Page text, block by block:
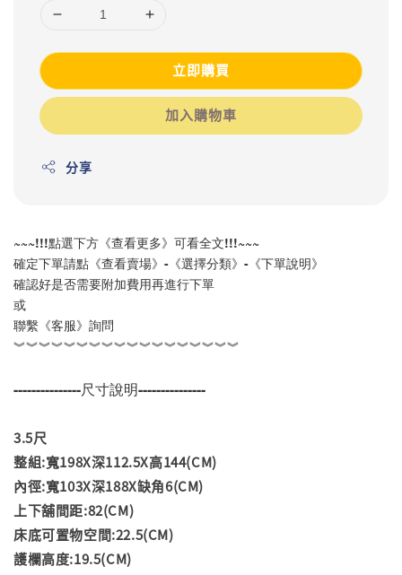
立即購買
加入購物車
分享
~~~!!!點選下方《查看更多》可看全文!!!~~~
確定下單請點《查看賣場》-《選擇分類》-《下單說明》
確認好是否需要附加費用再進行下單
或
聯繫《客服》詢問
︾︾︾︾︾︾︾︾︾︾︾︾︾︾︾︾︾︾
---------------尺寸說明---------------
3.5尺
整組:寬198X深112.5X高144(CM)
內徑:寬103X深188X缺角6(CM)
上下舖間距:82(CM)
床底可置物空間:22.5(CM)
護欄高度:19.5(CM)